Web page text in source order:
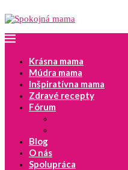
Krásna mama
Múdra mama
Inšpiratívna mama
Zdravé recepty
Fórum
Blog
O nás
Spolupráca